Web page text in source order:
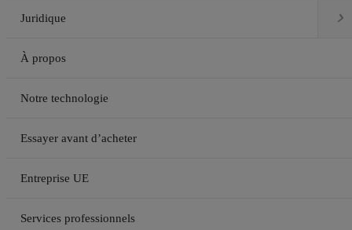
Juridique 
À propos
Notre technologie
Essayer avant d’acheter
Entreprise UE
Services professionnels